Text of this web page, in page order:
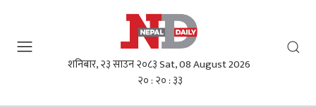
शनिबार, २३ साउन २०८३Sat, 08 August 2026
२० : २० : ३४